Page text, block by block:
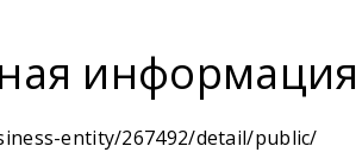
информация
entity/267492/detail/public/